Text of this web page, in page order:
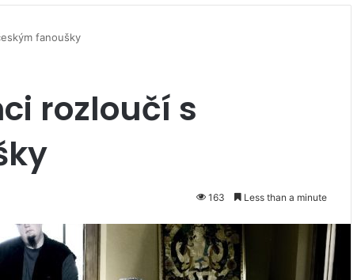
fanoušky
rozloučí s
163 Less than a minute